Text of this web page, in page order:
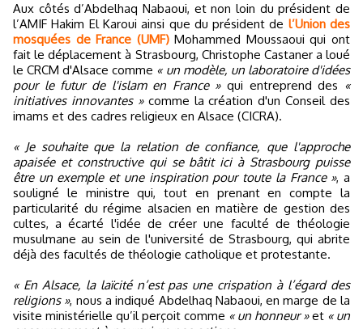
Aux côtés d’Abdelhaq Nabaoui, et non loin du président de
l’AMIF Hakim El Karoui ainsi que du président de l’Union des
mosquées de France (UMF)Mohammed Moussaoui qui ont
fait le déplacement à Strasbourg, Christophe Castaner a loué
le CRCM d'Alsace comme « un modèle, un laboratoire d'idées
pour le futur de l'islam en France »qui entreprend des «
initiatives innovantes »comme la création d'un Conseil des
imams et des cadres religieux en Alsace (CICRA).
« Je souhaite que la relation de confiance, que l'approche
apaisée et constructive qui se bâtit ici à Strasbourg puisse
être un exemple et une inspiration pour toute la France », a
souligné le ministre qui, tout en prenant en compte la
particularité du régime alsacien en matière de gestion des
cultes, a écarté l'idée de créer une faculté de théologie
musulmane au sein de l'université de Strasbourg, qui abrite
déjà des facultés de théologie catholique et protestante.
« En Alsace, la laïcité n’est pas une crispation à l’égard des
religions », nous a indiqué Abdelhaq Nabaoui, en marge de la
visite ministérielle qu’il perçoit comme « un honneur »et « un